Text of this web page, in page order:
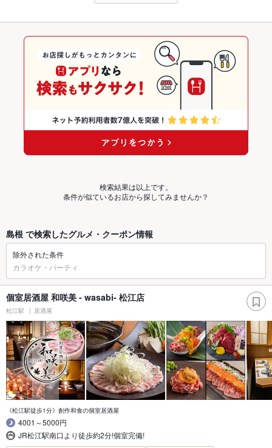
検索結果は以上です。
条件が似ているお店から探してみませんか？
島根 で検索したグルメ・クーポン情報
除外された条件
カラオケ・パーティ
個室居酒屋 和咲美 - wasabi- 松江店
松江駅 居酒屋
《松江駅徒歩1分》創作和食の個室居酒屋
4001～5000円
JR松江駅南口より徒歩約2分!個室完備!